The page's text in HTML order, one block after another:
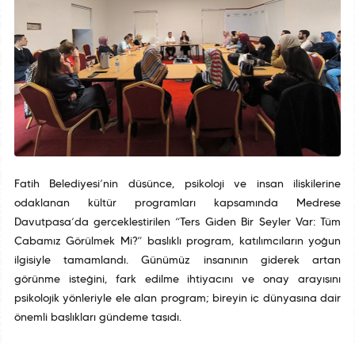
Fatih Belediyesi’nin düşünce, psikoloji ve insan ilişkilerine
odaklanan kültür programları kapsamında Medrese
Davutpaşa’da gerçekleştirilen “Ters Giden Bir Şeyler Var: Tüm
Çabamız Görülmek Mi?” başlıklı program, katılımcıların yoğun
ilgisiyle tamamlandı. Günümüz insanının giderek artan
görünme isteğini, fark edilme ihtiyacını ve onay arayışını
psikolojik yönleriyle ele alan program; bireyin iç dünyasına dair
önemli başlıkları gündeme taşıdı.